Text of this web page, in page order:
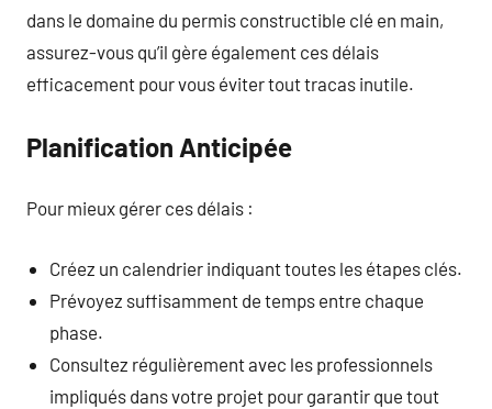
dans le domaine du permis constructible clé en main,
assurez-vous qu’il gère également ces délais
efficacement pour vous éviter tout tracas inutile.
Planification Anticipée
Pour mieux gérer ces délais :
Créez un calendrier indiquant toutes les étapes clés.
Prévoyez suffisamment de temps entre chaque
phase.
Consultez régulièrement avec les professionnels
impliqués dans votre projet pour garantir que tout